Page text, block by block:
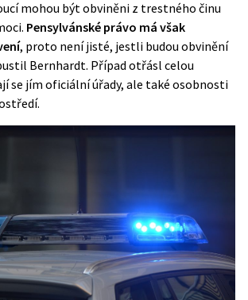
mohou být obviněni z trestného činu
Pensylvánské právo má však
, proto není jisté, jestli budou obvinění
Bernhardt. Případ otřásl celou
se jím oficiální úřady, ale také osobnosti